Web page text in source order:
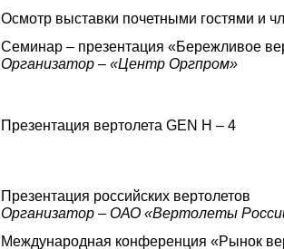
Осмотр выставки почетными гостями и
Семинар – презентация «Бережливое
Организатор – «Центр Оргпром»
Презентация вертолета GEN H – 4
Презентация российских вертолетов
Организатор – ОАО «Вертолеты
Международная конференция «Рынок